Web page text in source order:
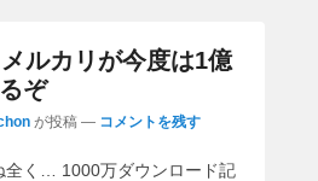
メルカリが今度は1億
ぞ
が投稿 — コメントを残す
全く… 1000万ダウンロード記